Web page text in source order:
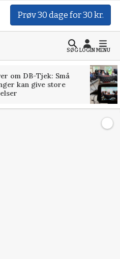
Prøv 30 dage for 30 kr.
SØGLOGINMENU
om DB-Tjek: Små
kan give store